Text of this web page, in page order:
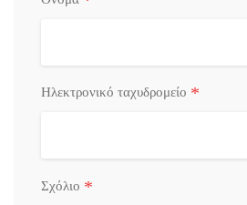
Ηλεκτρονικό ταχυδρομείο *
Σχόλιο *